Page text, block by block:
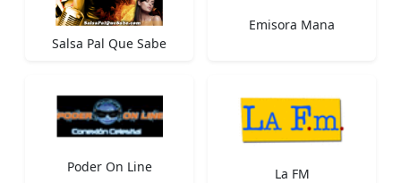
Salsa Pal Que Sabe
Emisora Mana
Poder On Line La FM